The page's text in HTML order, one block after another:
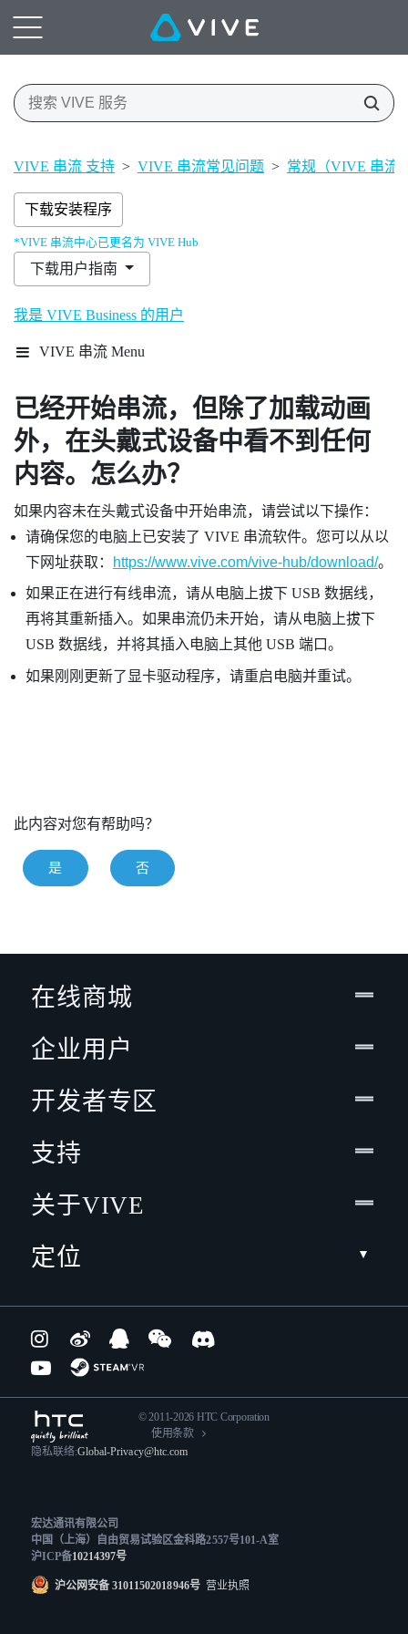
VIVE 串流 支持 > VIVE 串流常见问题 > 常规（VIVE 串流
下载安装程序
*VIVE 串流中心已更名为 VIVE Hub
下载用户指南
我是 VIVE Business 的用户
VIVE 串流 Menu
已经开始串流，但除了加载动画
外，在头戴式设备中看不到任何
内容。怎么办？
如果内容未在头戴式设备中开始串流，请尝试以下操作：
请确保您的电脑上已安装了 VIVE 串流软件。您可以从以
下网址获取：
https://www.vive.com/vive-hub/download/。
如果正在进行有线串流，请从电脑上拔下 USB 数据线，
再将其重新插入。如果串流仍未开始，请从电脑上拔下
USB 数据线，并将其插入电脑上其他 USB 端口。
如果刚刚更新了显卡驱动程序，请重启电脑并重试。
此内容对您有帮助吗？
是 否
在线商城
企业用户
开发者专区
支持
关于VIVE
定位
© 2011-2026 HTC Corporation
使用条款
隐私联络:Global-Privacy@htc.com
宏达通讯有限公司
中国（上海）自由贸易试验区金科路2557号101-A室
沪ICP备10214397号
沪公网安备 31011502018946号营业执照